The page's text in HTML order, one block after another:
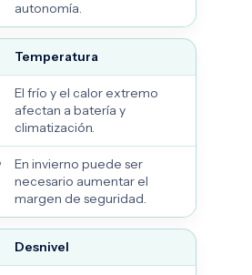
autonomía.
Temperatura
El frío y el calor extremo
afectan a batería y
climatización.
En invierno puede ser
necesario aumentar el
margen de seguridad.
Desnivel